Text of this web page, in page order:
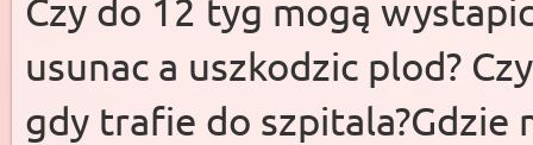
Czy do 12 tyg mogą
usunac a uszkodzic plod?
gdy trafie do szpitala?Gdzie